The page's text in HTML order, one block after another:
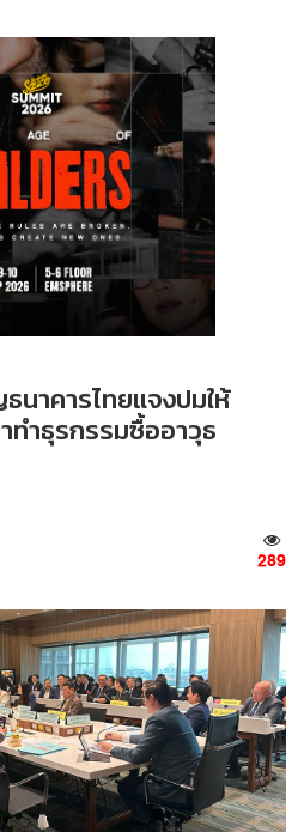
นาคารไทยแจงปมให้
ทำธุรกรรมซื้ออาวุธ
289